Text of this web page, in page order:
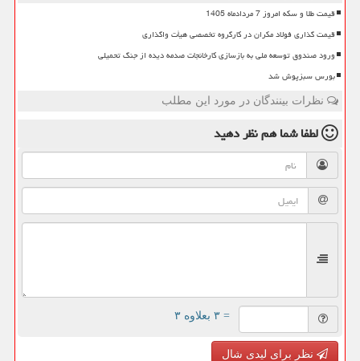
قیمت طلا و سکه امروز 7 مردادماه 1405
قیمت گذاری فولاد مکران در کارگروه تخصصی هیأت واگذاری
ورود صندوق توسعه ملی به بازسازی کارخانجات صدمه دیده از جنگ تحمیلی
بورس سبزپوش شد
نظرات بینندگان در مورد این مطلب
لطفا شما همنظر دهید
= ۳ بعلاوه ۳
نظر برای لیدی شال